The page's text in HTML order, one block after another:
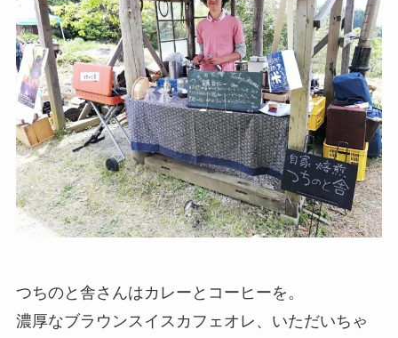
つちのと舎さんはカレーとコーヒーを。
濃厚なブラウンスイスカフェオレ、いただいちゃ